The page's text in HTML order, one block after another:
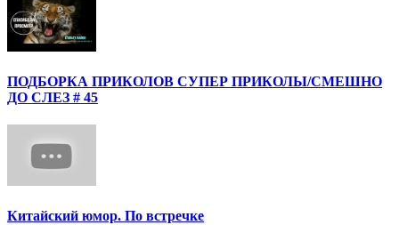
ПОДБОРКА ПРИКОЛОВ СУПЕР ПРИКОЛЫ/СМЕШНО
ДО СЛЕЗ # 45
Китайский юмор. По встречке